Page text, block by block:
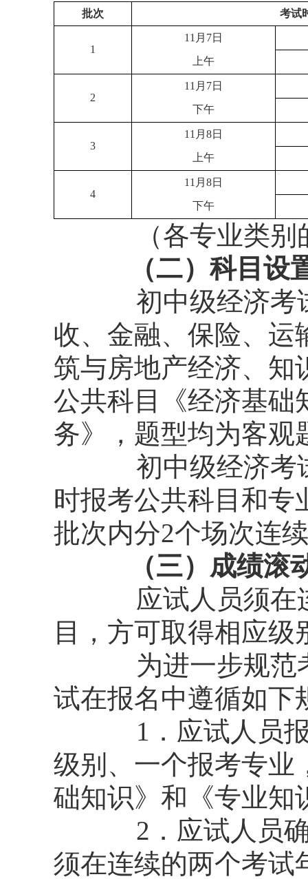
批次 考试
1
11月7日
上午
2
11月7日
下午
3
11月8日
上午
4
11月8日
下午
（各专业类
（二）科目设
初中级经济考
收、金融、保险、运
筑与房地产经济、知
公共科目《经济基础
务》，题型均为客观
初中级经济考
时报考公共科目和专
批次内分2个场次连
（三）成绩滚动
应试人员须在
目，方可取得相应级
为进一步规范
试在报名中遵循如下
1．应试人员
级别、一个报考专业
础知识》和《专业知
2．应试人员
须在连续的两个考试